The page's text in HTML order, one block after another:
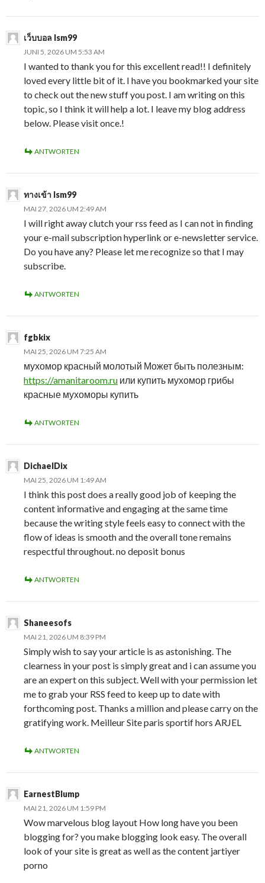
เว็บบอล lsm99
JUNI 5, 2026 UM 5:53 AM
I wanted to thank you for this excellent read!! I definitely
loved every little bit of it. I have you bookmarked your site
to check out the new stuff you post. I am writing on this
topic, so I think it will help a lot. I leave my blog address
below. Please visit once.!
ANTWORTEN
ทางเข้า lsm99
MAI 27, 2026 UM 2:49 AM
I will right away clutch your rss feed as I can not in finding
your e-mail subscription hyperlink or e-newsletter service.
Do you have any? Please let me recognize so that I may
subscribe.
ANTWORTEN
fgbkix
MAI 25, 2026 UM 7:25 AM
мухомор красный молотый Может быть полезным:
https://amanitaroom.ru или купить мухомор грибы
красные мухоморы купить
ANTWORTEN
DichaelDix
MAI 25, 2026 UM 1:49 AM
I think this post does a really good job of keeping the
content informative and engaging at the same time
because the writing style feels easy to connect with the
flow of ideas is smooth and the overall tone remains
respectful throughout. no deposit bonus
ANTWORTEN
Shaneesofs
MAI 21, 2026 UM 8:39 PM
Simply wish to say your article is as astonishing. The
clearness in your post is simply great and i can assume you
are an expert on this subject. Well with your permission let
me to grab your RSS feed to keep up to date with
forthcoming post. Thanks a million and please carry on the
gratifying work. Meilleur Site paris sportif hors ARJEL
ANTWORTEN
EarnestBlump
MAI 21, 2026 UM 1:59 PM
Wow marvelous blog layout How long have you been
blogging for? you make blogging look easy. The overall
look of your site is great as well as the content jartiyer
porno